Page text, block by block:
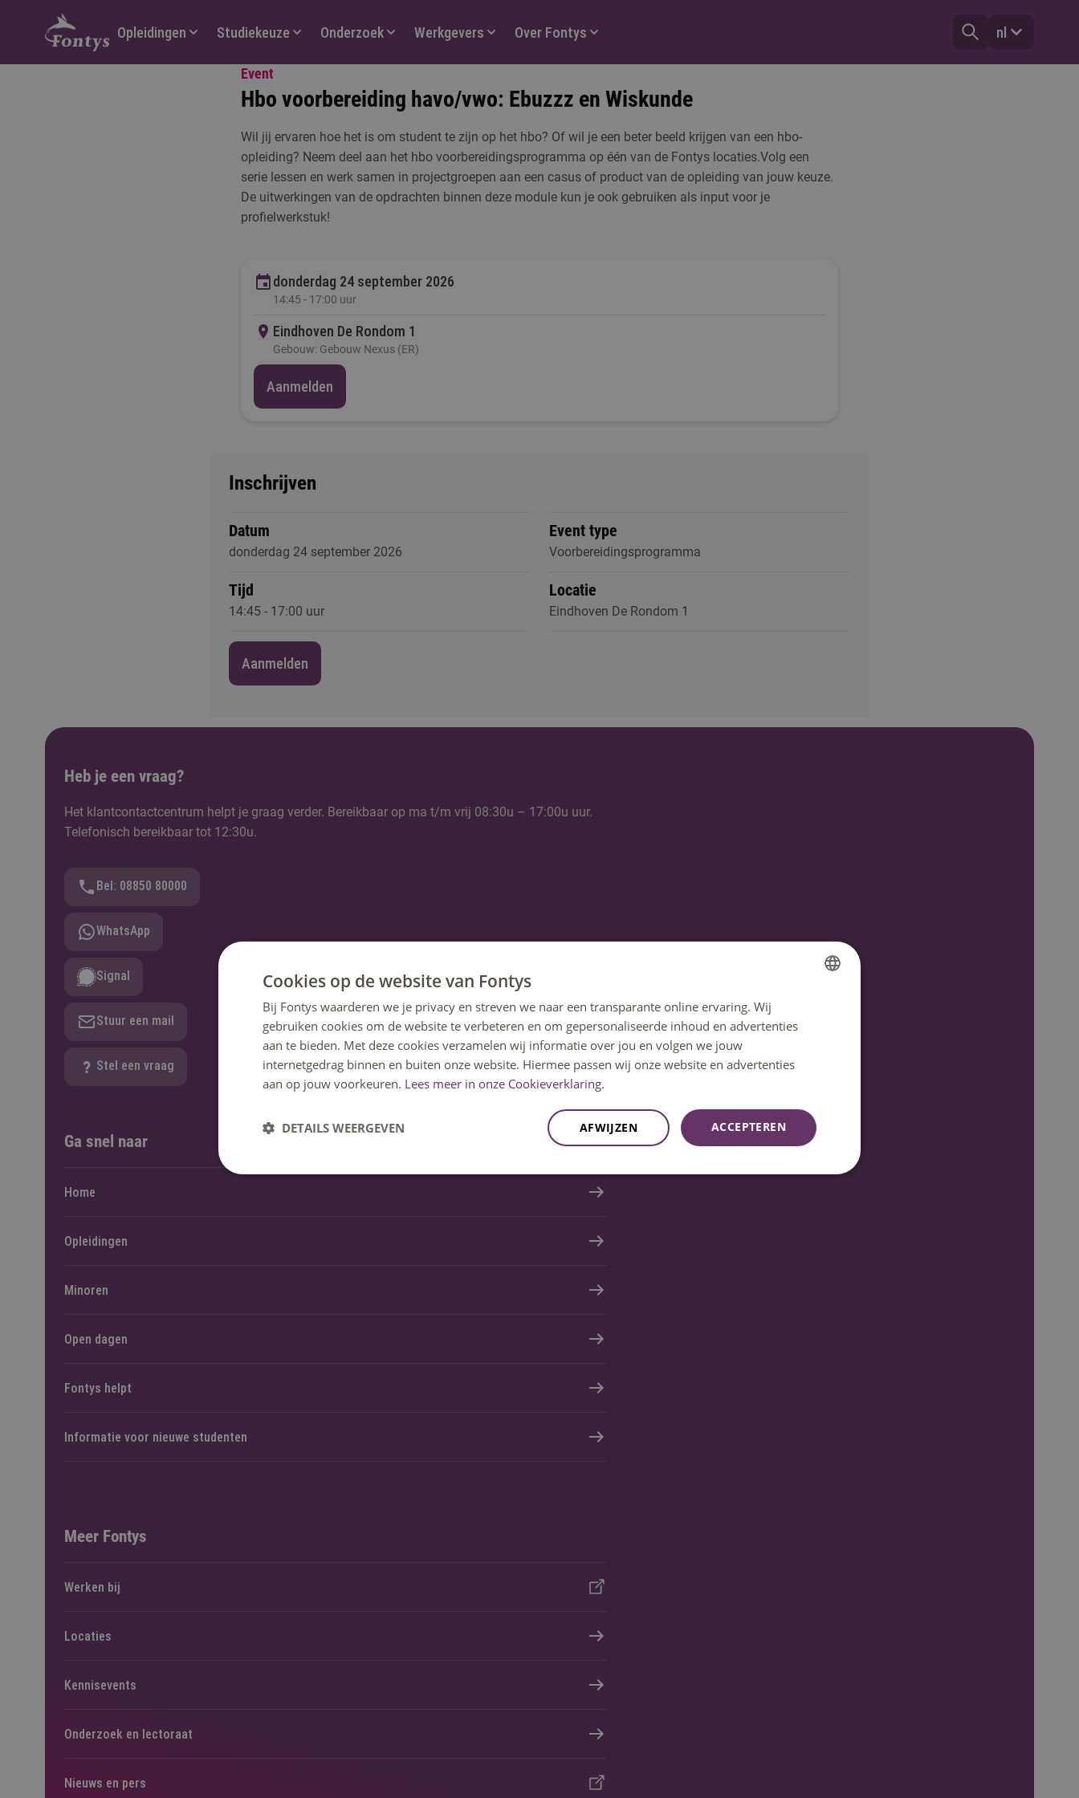
Hoofdmenu
Opleidingen Studiekeuze Onderzoek Werkgevers Over Fontys nl
Event
Hbo voorbereiding havo/vwo: Ebuzzz en Wiskunde
Wil jij ervaren hoe het is om student te zijn op het hbo? Of wil je een beter beeld krijgen van een hbo-
opleiding? Neem deel aan het hbo voorbereidingsprogramma op één van de Fontys locaties.Volg een
serie lessen en werk samen in projectgroepen aan een casus of product van de opleiding van jouw keuze.
De uitwerkingen van de opdrachten binnen deze module kun je ook gebruiken als input voor je
profielwerkstuk!
donderdag 24 september 2026
14:45 - 17:00 uur
Eindhoven De Rondom 1
Gebouw: Gebouw Nexus (ER)
Aanmelden
Inschrijven
Datum
donderdag 24 september 2026
Event type
Voorbereidingsprogramma
Tijd
14:45 - 17:00 uur
Locatie
Eindhoven De Rondom 1
Aanmelden
Heb je een vraag?
Het klantcontactcentrum helpt je graag verder. Bereikbaar op ma t/m vrij 08:30u – 17:00u uur.
Telefonisch bereikbaar tot 12:30u.
Bel: 08850 80000
WhatsApp
Signal
Stuur een mail
Stel een vraag
Ga snel naar
Home
Opleidingen
Minoren
Open dagen
Fontys helpt
Informatie voor nieuwe studenten
Meer Fontys
Werken bij
Locaties
Kennisevents
Onderzoek en lectoraat
Nieuws en pers
ENGLISH
Cookies op de website van Fontys
Bij Fontys waarderen we je privacy en streven we naar een transparante online ervaring. Wij
gebruiken cookies om de website te verbeteren en om gepersonaliseerde inhoud en advertenties
aan te bieden. Met deze cookies verzamelen wij informatie over jou en volgen we jouw
internetgedrag binnen en buiten onze website. Hiermee passen wij onze website en advertenties
aan op jouw voorkeuren. Lees meer in onze Cookieverklaring.
ACCEPTEREN
AFWIJZEN
DETAILS WEERGEVEN